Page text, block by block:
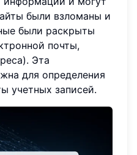
были взломаны и
были раскрыты
почты,
Эта
для определения
учетных записей.